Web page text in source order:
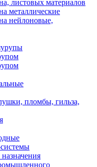
листовых материалов
металлические
нейлоновые,
пломбы, гильза,